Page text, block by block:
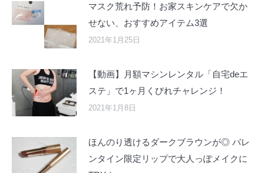
マスク荒れ予防！お家スキンケアで欠か
せない、おすすめアイテム3選
2021年1月25日
【動画】月額マシンレンタル「自宅deエ
ステ」で1ヶ月くびれチャレンジ！
2021年1月8日
ほんのり透けるダークブラウンが◎ バレ
ンタイン限定リップで大人っぽメイクに